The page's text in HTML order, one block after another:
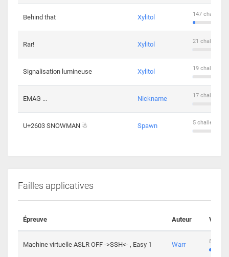
Behind that Xylitol 147
Rar! Xylitol 21
Signalisation lumineuse Xylitol 19
EMAG ... Nickname 17
U+2603 SNOWMAN ☃ Spawn 5 challengers
Failles applicatives
Épreuve Auteur
Machine virtuelle ASLR OFF ->SSH<- , Easy 1 Warr 801